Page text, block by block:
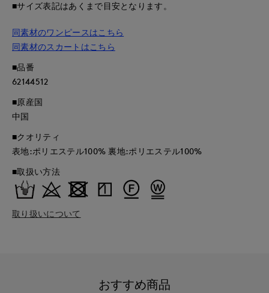
■サイズ表記はあくまで目安となります。
同素材のワンピースはこちら
同素材のスカートはこちら
■品番
62144512
■原産国
中国
■クオリティ
表地:ポリエステル100% 裏地:ポリエステル100%
■取扱い方法
取り扱いについて
おすすめ商品